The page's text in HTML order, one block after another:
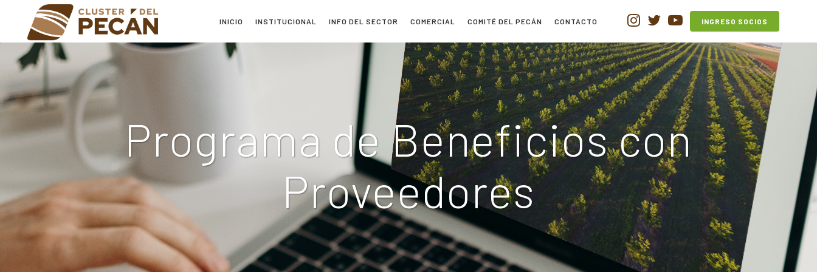
INGRESO SOCIOS
INICIO INSTITUCIONAL INFO DEL SECTOR COMERCIAL COMITÉ DEL PECÁN CONTACTO
Programa de Beneficios con
Proveedores